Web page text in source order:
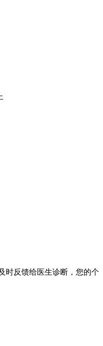
时反馈给医生诊断，您的个